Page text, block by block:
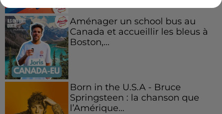
Aménager un school bus au
Canada et accueillir les bleus à
Boston,...
Born in the U.S.A - Bruce
Springsteen : la chanson que
l’Amérique...